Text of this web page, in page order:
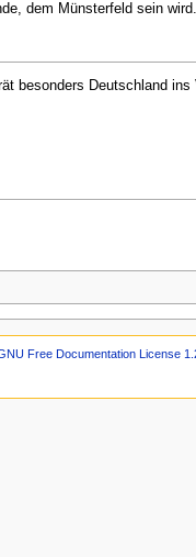
dem Münsterfeld sein wird.
besonders Deutschland ins
Free Documentation License